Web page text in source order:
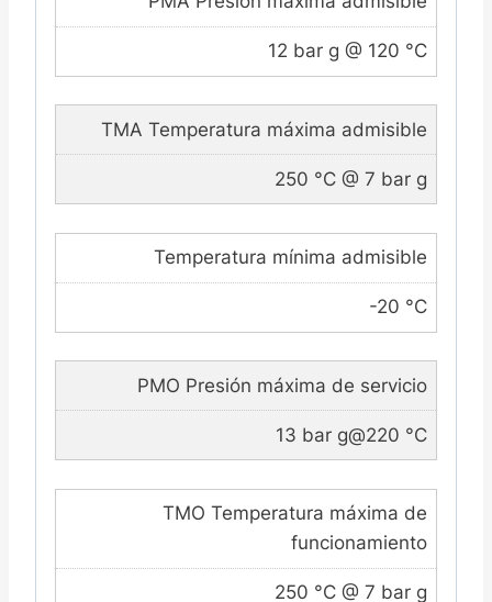
12 bar g @ 120 °C
TMA Temperatura máxima admisible
250 °C @ 7 bar g
Temperatura mínima admisible
-20 °C
PMO Presión máxima de servicio
13 bar g@220 °C
TMO Temperatura máxima de
funcionamiento
250 °C @ 7 bar g